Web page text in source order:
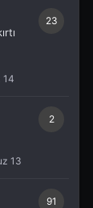
23
14
2
13
91